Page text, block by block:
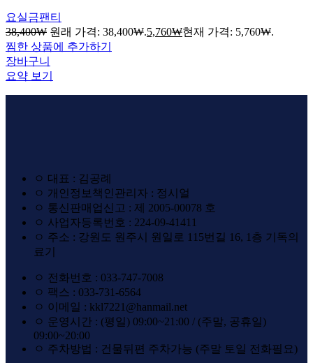
요실금팬티
38,400₩ 원래 가격: 38,400₩.5,760₩현재 가격: 5,760₩.
찜한 상품에 추가하기
장바구니
요약 보기
ㅇ 대표 : 김공례
ㅇ 개인정보책인관리자 : 정시얼
ㅇ 통신판매업신고 : 제 2005-00078 호
ㅇ 사업자등록번호 : 224-09-41411
ㅇ 주소 : 강원도 원주시 원일로 115번길 16, 1층 기독의
료기
ㅇ 전화번호 : 033-747-7008
ㅇ 팩스 : 033-731-6564
ㅇ 이메일 : kkl7221@hanmail.net
ㅇ 운영시간 : (평일) 09:00~21:00 / (주말, 공휴일)
09:00~20:00
ㅇ 주차방법 : 건물뒤편 주차가능 (주말 토일 전화필요)